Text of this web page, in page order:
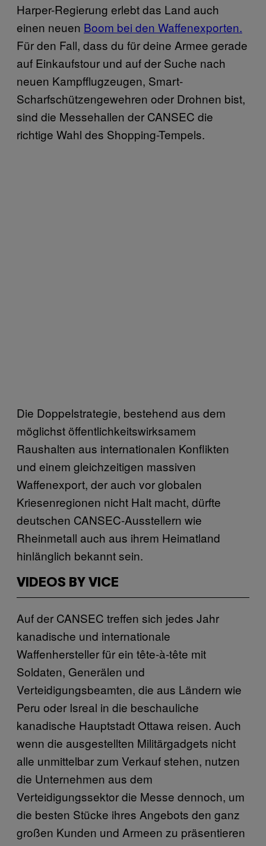
Harper-Regierung erlebt das Land auch
einen neuen Boom bei den Waffenexporten.
Für den Fall, dass du für deine Armee gerade
auf Einkaufstour und auf der Suche nach
neuen Kampfflugzeugen, Smart-
Scharfschützengewehren oder Drohnen bist,
sind die Messehallen der CANSEC die
richtige Wahl des Shopping-Tempels.
Die Doppelstrategie, bestehend aus dem
möglichst öffentlichkeitswirksamem
Raushalten aus internationalen Konflikten
und einem gleichzeitigen massiven
Waffenexport, der auch vor globalen
Kriesenregionen nicht Halt macht, dürfte
deutschen CANSEC-Ausstellern wie
Rheinmetall auch aus ihrem Heimatland
hinlänglich bekannt sein.
VIDEOS BY VICE
Auf der CANSEC treffen sich jedes Jahr
kanadische und internationale
Waffenhersteller für ein tête-à-tête mit
Soldaten, Generälen und
Verteidigungsbeamten, die aus Ländern wie
Peru oder Isreal in die beschauliche
kanadische Hauptstadt Ottawa reisen. Auch
wenn die ausgestellten Militärgadgets nicht
alle unmittelbar zum Verkauf stehen, nutzen
die Unternehmen aus dem
Verteidigungssektor die Messe dennoch, um
die besten Stücke ihres Angebots den ganz
großen Kunden und Armeen zu präsentieren